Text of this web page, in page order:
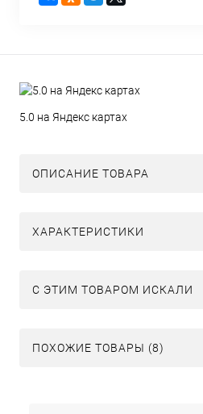
5.0 на Яндекс картах
ОПИСАНИЕ ТОВАРА
ХАРАКТЕРИСТИКИ
C ЭТИМ ТОВАРОМ ИСКАЛИ
ПОХОЖИЕ ТОВАРЫ (8)